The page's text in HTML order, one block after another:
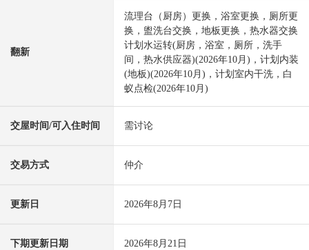
翻新
流理台（厨房）更换，浴室更换，厕所更
换，盥洗台交换，地板更换，热水器交换
计划水运转(厨房，浴室，厕所，洗手
间，热水供应器)(2026年10月)，计划内装
(地板)(2026年10月)，计划室内干洗，白
蚁点检(2026年10月)
交屋时间/可入住时间 需讨论
交易方式 仲介
更新日 2026年8月7日
下期更新日期 2026年8月21日